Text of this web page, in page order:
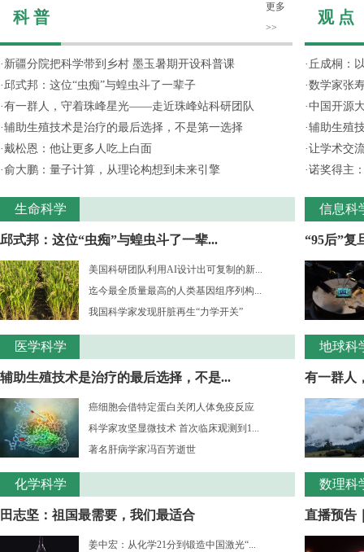
科 普
更多
>>
· 新疆分院把科学带到乡村 墨玉暑期开设科普课
·邱式邦：这位“虫痴”与蝗虫斗了一辈子
·有一群人，守着珠峰星光——走近珠峰站科研团队
·辅助生殖技术是治疗的最后选择，不是第一选择
·戴松恩：他让更多人吃上白面
·俞大鹏：量子计算，从理论构想到未来引擎
生命科学
邱式邦：这位“虫痴”与蝗虫斗了一辈...
美国科研团队利用AI设计出可复制的新...
迄今最全质量最高的人类基因组序列构...
我国科学家发现肝脏再生“力学开关”
医学科学
辅助生殖技术是治疗的最后选择，不是...
癌细胞会借特定蛋白关闭人体免疫反应
科学家攻坚显微技术 首次临床观测到1...
著名肝病学家冯百芳逝世
化学科学
田志坚：祖国最需要，我们最适合
姜中宏：从化学21分到锻造中国激光“...
观 点
· 丘成桐：
·数学家张
·中国开源
·辅助生殖
·让学术交
·诺奖得主
信息科
“95后”复
地球科
有一群人
数理科
直播预告